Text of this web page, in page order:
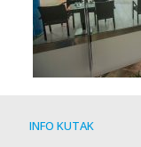
INFO KUTAK